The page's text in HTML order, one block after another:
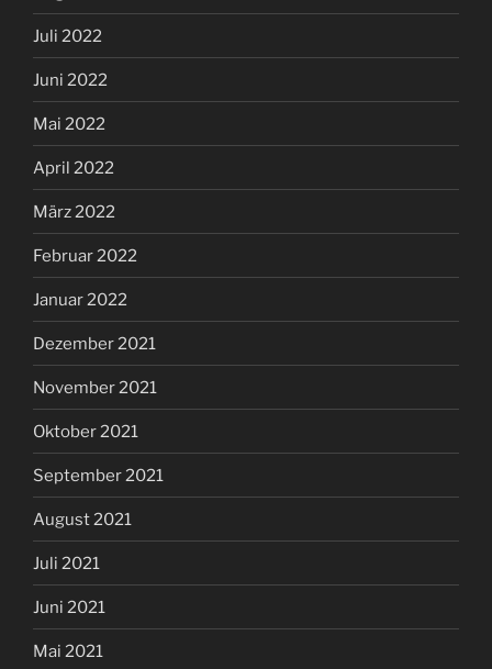
Juli 2022
Juni 2022
Mai 2022
April 2022
März 2022
Februar 2022
Januar 2022
Dezember 2021
November 2021
Oktober 2021
September 2021
August 2021
Juli 2021
Juni 2021
Mai 2021